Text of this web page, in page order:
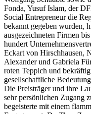
Fonda, Yusuf Islam, der
Social Entrepreneur die
bekannt gegeben wurden,
ausgezeichneten Firmen
hundert
Eckart von Hirschhausen,
Alexander und Gabriela
roten Teppich und
gesellschaftliche
Die Preisträger und ihre
sehr persönlichen Zugang
begeisterte mit einem